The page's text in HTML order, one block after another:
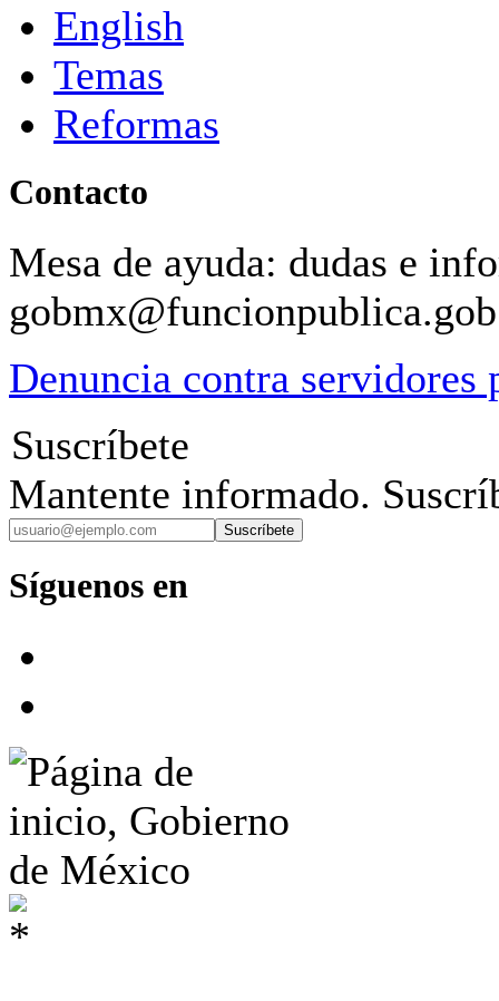
English
Temas
Reformas
Contacto
Mesa de ayuda: dudas e
Denuncia contra servidores
Suscríbete
Mantente informado.
Suscríbete
Síguenos en